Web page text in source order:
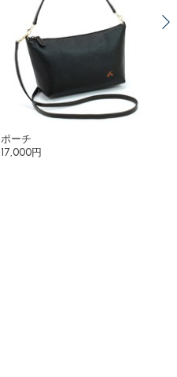
ポーチ
17,000円